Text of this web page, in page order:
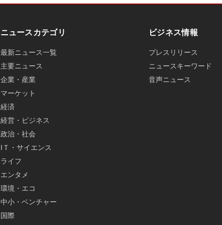
ニュースカテゴリ
最新ニュース一覧
主要ニュース
企業・産業
マーケット
経済
経営・ビジネス
政治・社会
IＴ・サイエンス
ライフ
エンタメ
環境・エコ
中小・ベンチャー
国際
ビジネス情報
プレスリリース
ニュースキーワード
音声ニュース